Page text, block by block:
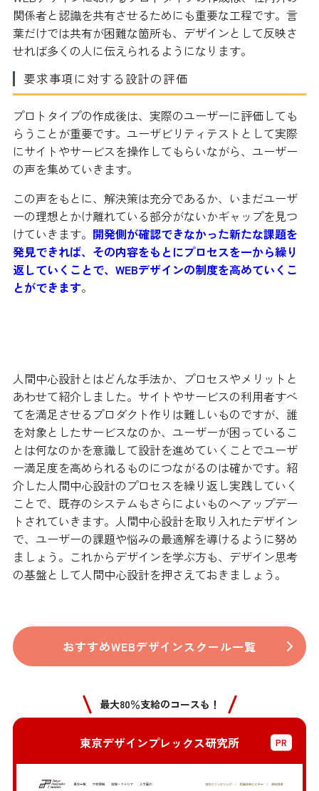
関係者と認識を共有させるためにも重要な工程です。言
葉だけでは共有が困難な箇所も、デザインとして反映さ
せれば多くの人に伝えられるようになります。
要求事項に対する設計の評価
プロトタイプの作成後は、実際のユーザーに評価しても
らうことが重要です。ユーザビリティテストとして実際
にサイトやサービスを操作してもらいながら、ユーザー
の声を集めていきます。
この声をもとに、解決策は充分であるか、いまだユーザ
ーの理想とかけ離れている部分がないかギャップを見つ
けていきます。 開発側が確認できなかった新たな課題を
発見できれば、その内容をもとにプロセスを一から繰り
返していくことで、WEBデザインの制度を高めていくこ
とができます。
人間中心設計とはどんな手法か、プロセスやメリットと
あわせて紹介しました。サイトやサービスの利用者すべ
てを満足させるプロダクト作りは難しいものですが、誰
を対象としたサービスなのか、ユーザーが困っているこ
とは何なのかを意識して設計を進めていくことでユーザ
ー満足度を高められるものにつながるのは確かです。紹
介した人間中心設計のプロセスを繰り返し実践していく
ことで、既存のシステムもさらによいものへアップデー
トされていきます。人間中心設計を取り入れたデザイン
で、ユーザーの課題や悩みの最適解を導けるように努め
ましょう。これからデザインを学ぶ方も、デザイン思考
の基盤として人間中心設計を押さえておきましょう。
おすすめWEBデザインスクール一覧
最大80％支給のコースも！
東京デザインプレックス研究所